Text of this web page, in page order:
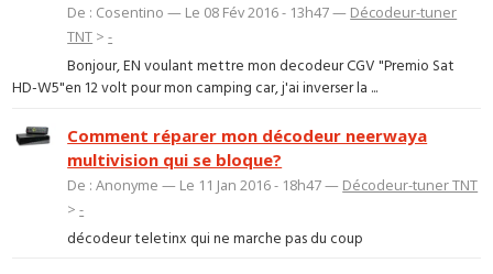
De : Cosentino — Le 08 Fév 2016 - 13h47 — Décodeur-tuner
TNT >-
Bonjour, EN voulant mettre mon decodeur CGV "Premio Sat
HD-W5"en 12 volt pour mon camping car, j'ai inverser la ...
Comment réparer mon décodeur neerwaya
multivision qui se bloque?
De : Anonyme — Le 11 Jan 2016 - 18h47 — Décodeur-tuner TNT
>-
décodeur teletinx qui ne marche pas du coup